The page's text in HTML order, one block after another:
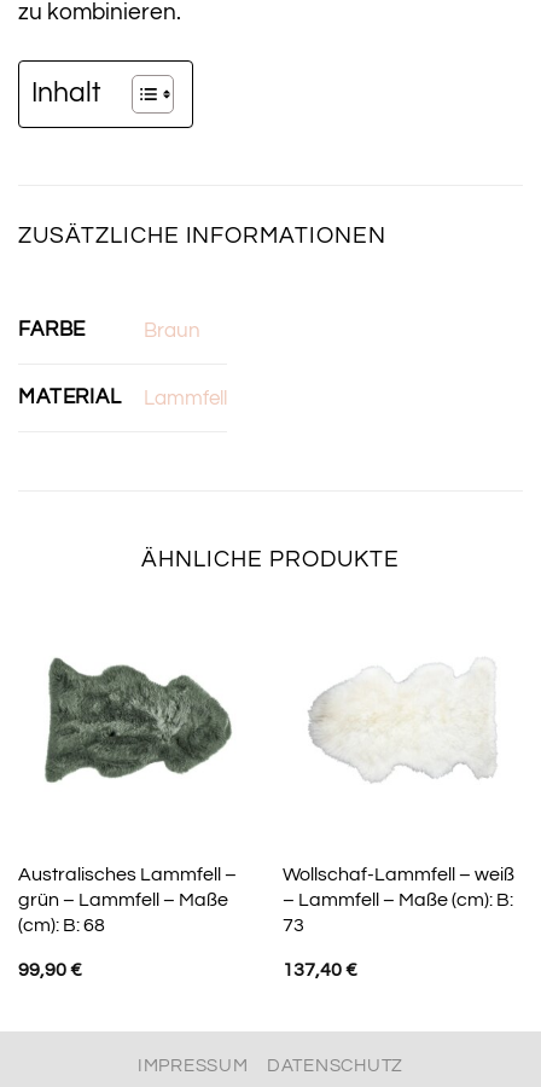
zu kombinieren.
Inhalt
ZUSÄTZLICHE INFORMATIONEN
FARBE Braun
MATERIAL Lammfell
ÄHNLICHE PRODUKTE
Australisches Lammfell –
grün – Lammfell – Maße
(cm): B: 68
99,90€
Wollschaf-Lammfell – weiß
– Lammfell – Maße (cm): B:
73
137,40€
IMPRESSUM DATENSCHUTZ